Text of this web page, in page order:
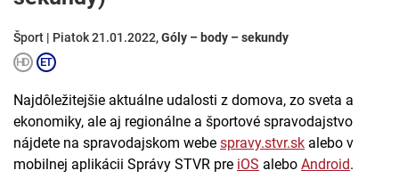
Šport | Piatok 21.01.2022,Góly – body – sekundy
Najdôležitejšie aktuálne udalosti z domova, zo sveta a
ekonomiky, ale aj regionálne a športové spravodajstvo
nájdete na spravodajskom webe spravy.stvr.sk alebo v
mobilnej aplikácii Správy STVR pre iOS alebo Android.